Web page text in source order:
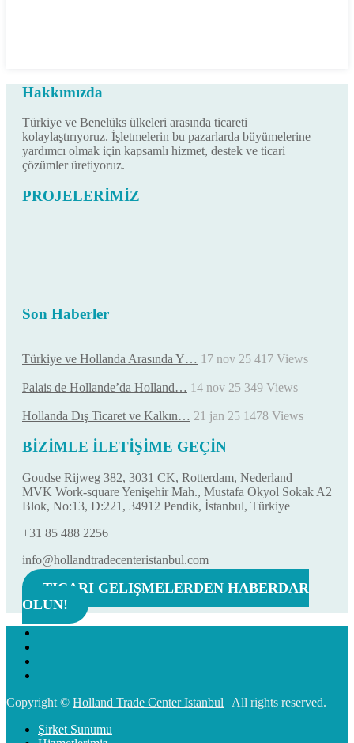
Hakkımızda
Türkiye ve Benelüks ülkeleri arasında ticareti
kolaylaştırıyoruz. İşletmelerin bu pazarlarda büyümelerine
yardımcı olmak için kapsamlı hizmet, destek ve ticari
çözümler üretiyoruz.
PROJELERİMİZ
Son Haberler
Türkiye ve Hollanda Arasında Y… 17 nov 25 417 Views
Palais de Hollande’da Holland… 14 nov 25 349 Views
Hollanda Dış Ticaret ve Kalkın… 21 jan 25 1478 Views
BİZİMLE İLETİŞİME GEÇİN
Goudse Rijweg 382, 3031 CK, Rotterdam, Nederland
MVK Work-square Yenişehir Mah., Mustafa Okyol Sokak A2
Blok, No:13, D:221, 34912 Pendik, İstanbul, Türkiye
+31 85 488 2256
info@hollandtradecenteristanbul.com
TICARI GELIŞMELERDEN HABERDAR
OLUN!
Copyright © Holland Trade Center Istanbul | All rights reserved.
Şirket Sunumu